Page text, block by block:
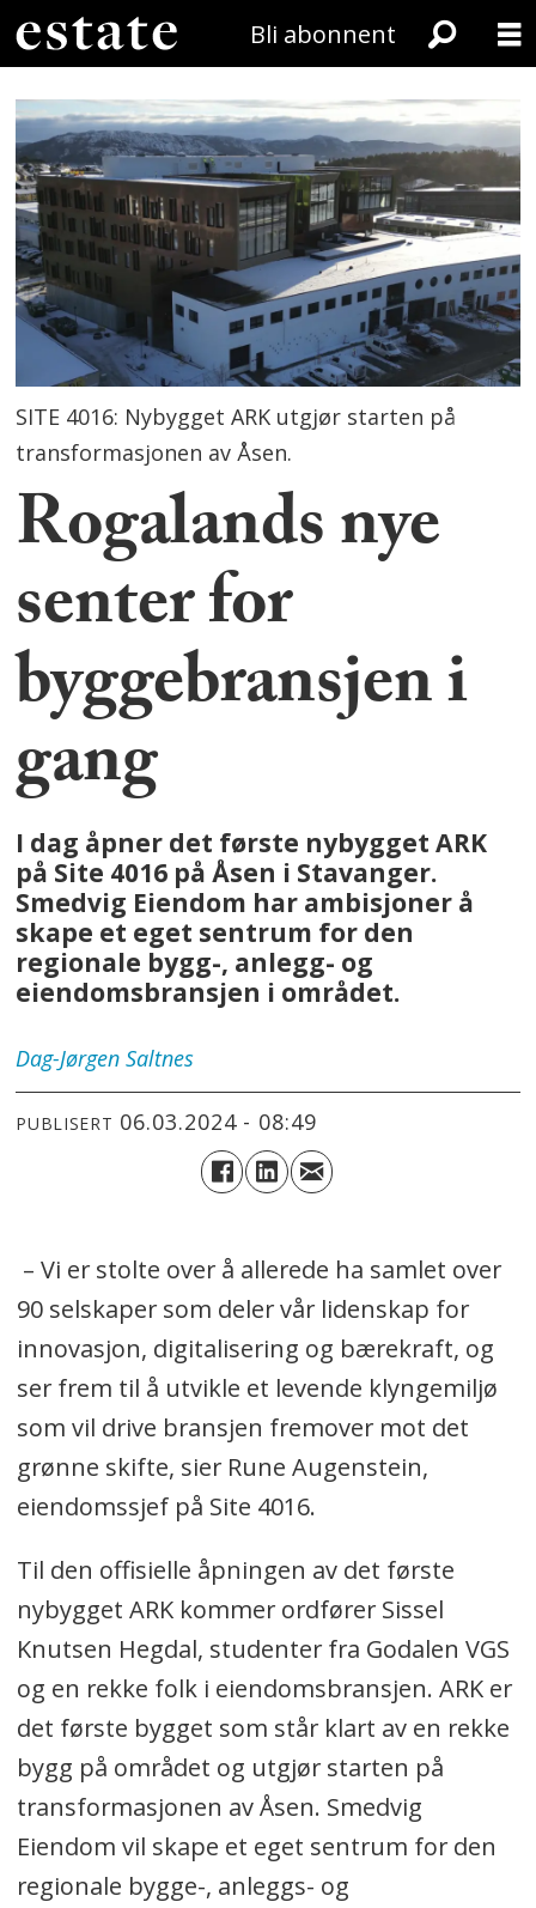
Bli abonnent
SITE 4016: Nybygget ARK utgjør starten på
transformasjonen av Åsen.
Rogalands nye
senter for
byggebransjen i
gang
I dag åpner det første nybygget ARK
på Site 4016 på Åsen i Stavanger.
Smedvig Eiendom har ambisjoner å
skape et eget sentrum for den
regionale bygg-, anlegg- og
eiendomsbransjen i området.
Dag-Jørgen Saltnes
PUBLISERT 06.03.2024 - 08:49
– Vi er stolte over å allerede ha samlet over
90 selskaper som deler vår lidenskap for
innovasjon, digitalisering og bærekraft, og
ser frem til å utvikle et levende klyngemiljø
som vil drive bransjen fremover mot det
grønne skifte, sier Rune Augenstein,
eiendomssjef på Site 4016.
Til den offisielle åpningen av det første
nybygget ARK kommer ordfører Sissel
Knutsen Hegdal, studenter fra Godalen VGS
og en rekke folk i eiendomsbransjen. ARK er
det første bygget som står klart av en rekke
bygg på området og utgjør starten på
transformasjonen av Åsen. Smedvig
Eiendom vil skape et eget sentrum for den
regionale bygge-, anleggs- og